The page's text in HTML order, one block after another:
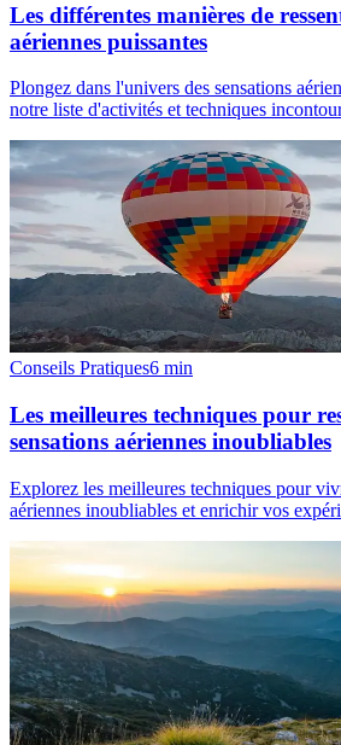
Les différentes manières de
aériennes puissantes
Plongez dans l'univers des sensations
notre liste d'activités et techniques
Conseils Pratiques6 min
Les meilleures techniques pour
sensations aériennes inoubliables
Explorez les meilleures techniques pour
aériennes inoubliables et enrichir vos